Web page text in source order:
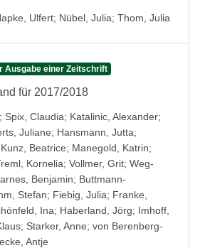
Ulfert; Nübel, Julia; Thom, Julia
Ausgabe einer Zeitschrift
für 2017/2018
; Spix, Claudia; Katalinic, Alexander;
Juliane; Hansmann, Jutta;
Kunz, Beatrice; Manegold, Katrin;
Kornelia; Vollmer, Grit; Weg-
Benjamin; Buttmann-
Stefan; Fiebig, Julia; Franke,
Ina; Haberland, Jörg; Imhoff,
; Starker, Anne; von Berenberg-
Antje